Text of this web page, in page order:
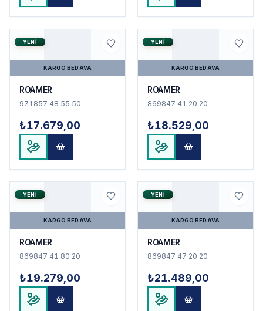
YENI
KARGO BEDAVA
ROAMER
971857 48 55 50
₺17.679,00
YENI
KARGO BEDAVA
ROAMER
869847 41 20 20
₺18.529,00
YENI
KARGO BEDAVA
ROAMER
869847 41 80 20
₺19.279,00
YENI
KARGO BEDAVA
ROAMER
869847 47 20 20
₺21.489,00